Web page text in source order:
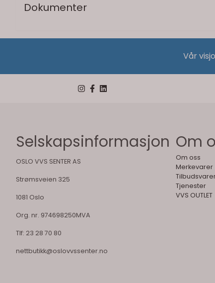
Dokumenter
Vår
Selskapsinformasjon
OSLO VVS SENTER AS
Strømsveien 325
1081 Oslo
Org. nr. 974698250MVA
Tlf: 23 28 70 80
nettbutikk@oslovvssenter.no
Om
Om oss
Merkevarer
Tjenester
VVS OUTLET